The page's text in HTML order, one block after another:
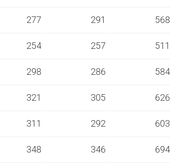
277 291 568
254 257 511
298 286 584
321 305 626
311 292 603
348 346 694